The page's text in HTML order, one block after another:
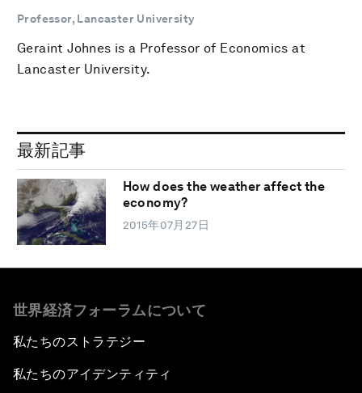
Professor, Lancaster University
Geraint Johnes is a Professor of Economics at
Lancaster University.
最新記事
How does the weather affect the
economy?
2015年07月27日
世界経済フォーラムについて
私たちのストラテジー
私たちのアイデンティティ